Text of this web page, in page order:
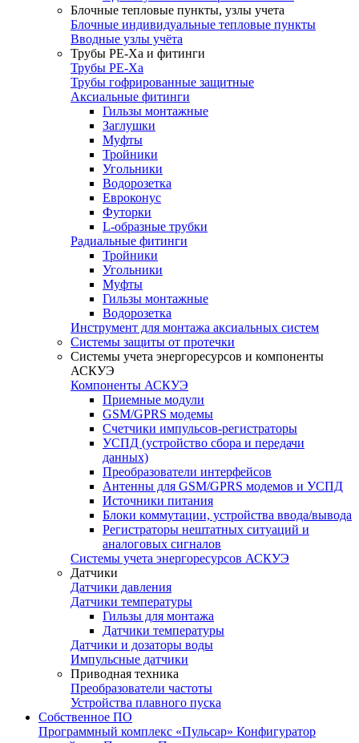
Блочные тепловые пункты, узлы учета
Блочные индивидуальные тепловые пункты
Вводные узлы учёта
Трубы РЕ-Ха и фитинги
Трубы РЕ-Ха
Трубы гофрированные защитные
Аксиальные фитинги
Гильзы монтажные
Заглушки
Муфты
Тройники
Угольники
Водорозетка
Евроконус
Футорки
L-образные трубки
Радиальные фитинги
Тройники
Угольники
Муфты
Гильзы монтажные
Водорозетка
Инструмент для монтажа аксиальных систем
Системы защиты от протечки
Системы учета энергоресурсов и компоненты
АСКУЭ
Компоненты АСКУЭ
Приемные модули
GSM/GPRS модемы
Счетчики импульсов-регистраторы
УСПД (устройство сбора и передачи
данных)
Преобразователи интерфейсов
Антенны для GSM/GPRS модемов и УСПД
Источники питания
Блоки коммутации, устройства ввода/вывода
Регистраторы нештатных ситуаций и
аналоговых сигналов
Системы учета энергоресурсов АСКУЭ
Датчики
Датчики давления
Датчики температуры
Гильзы для монтажа
Датчики температуры
Датчики и дозаторы воды
Импульсные датчики
Приводная техника
Преобразователи частоты
Устройства плавного пуска
Собственное ПО
Программный комплекс «Пульсар» Конфигуратор